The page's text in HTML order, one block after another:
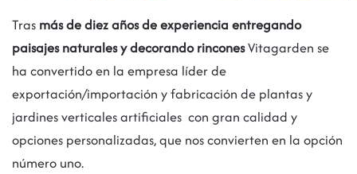
Tras más de diez años de experiencia entregando
paisajes naturales y decorando rinconesVitagarden se
ha convertido en la empresa líder de
exportación/importación y fabricación de plantas y
jardines verticales artificiales con gran calidad y
opciones personalizadas, que nos convierten en la opción
número uno.